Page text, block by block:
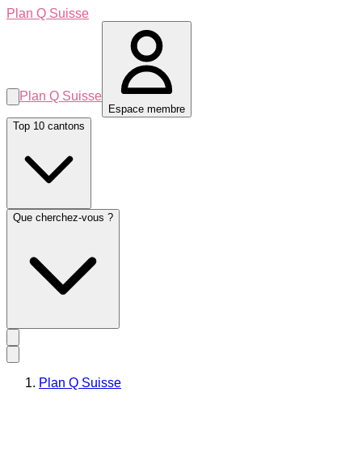
Plan Q Suisse
Plan Q Suisse
Espace membre
Top 10 cantons
Que cherchez-vous ?
Plan Q Suisse